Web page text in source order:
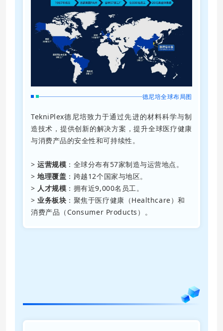
德尼培全球布局图
TekniPlex德尼培致力于通过先进的材料科学与制
造技术，提供创新的解决方案，提升全球医疗健康
与消费产品的安全性和可持续性。
>运营规模 ：全球分布有57家制造与运营地点。
>地理覆盖 ：跨越12个国家与地区。
> 人才规模 ：拥有近9,000名员工。
>业务板块 ：聚焦于医疗健康（Healthcare）和
消费产品（Consumer Products）。